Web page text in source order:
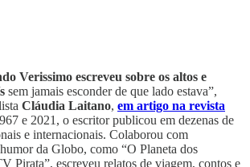
Verissimo escreveu sobre os altos e
sem jamais esconder de que lado estava”,
Cláudia Laitano, em artigo na revista
e 2021, o escritor publicou em dezenas de
e internacionais. Colaborou com
da Globo, como “O Planeta dos
Pirata”, escreveu relatos de viagem, contos e